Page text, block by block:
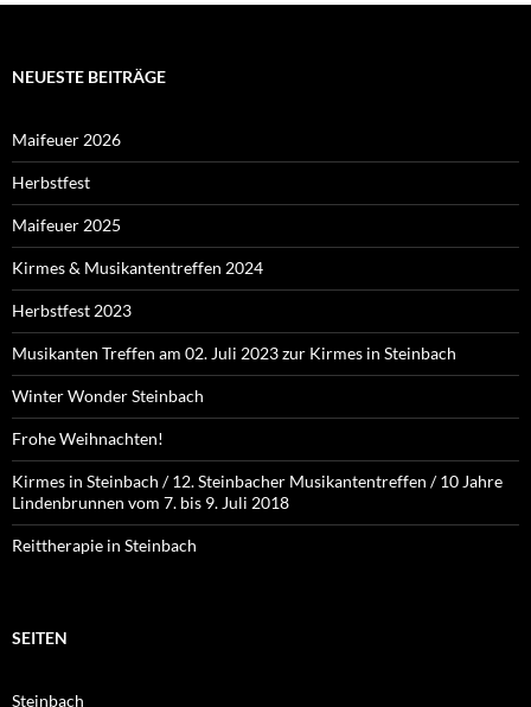
NEUESTE BEITRÄGE
Maifeuer 2026
Herbstfest
Maifeuer 2025
Kirmes & Musikantentreffen 2024
Herbstfest 2023
Musikanten Treffen am 02. Juli 2023 zur Kirmes in Steinbach
Winter Wonder Steinbach
Frohe Weihnachten!
Kirmes in Steinbach / 12. Steinbacher Musikantentreffen / 10 Jahre
Lindenbrunnen vom 7. bis 9. Juli 2018
Reittherapie in Steinbach
SEITEN
Steinbach